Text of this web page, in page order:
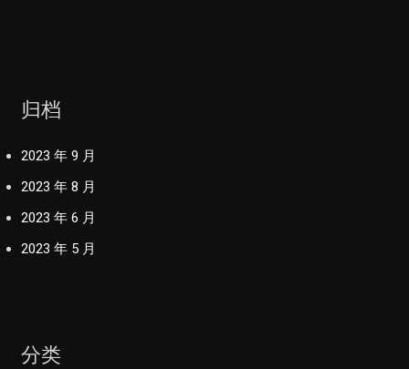
归档
2023 年 9 月
2023 年 8 月
2023 年 6 月
2023 年 5 月
分类